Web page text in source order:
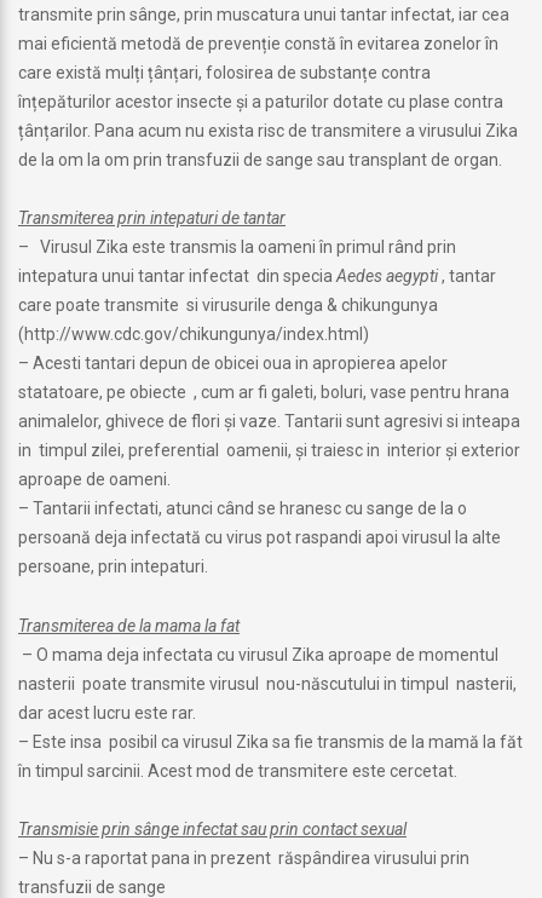
transmite prin sânge, prin muscatura unui tantar infectat, iar cea
mai eficientă metodă de prevenție constă în evitarea zonelor în
care există mulți țânțari, folosirea de substanțe contra
înțepăturilor acestor insecte și a paturilor dotate cu plase contra
țânțarilor. Pana acum nu exista risc de transmitere a virusului Zika
de la om la om prin transfuzii de sange sau transplant de organ.
Transmiterea prin intepaturi de tantar
– Virusul Zika este transmis la oameni în primul rând prin
intepatura unui tantar infectat din specia Aedes aegypti, tantar
care poate transmite si virusurile denga & chikungunya
(http://www.cdc.gov/chikungunya/index.html)
– Acesti tantari depun de obicei oua in apropierea apelor
statatoare, pe obiecte , cum ar fi galeti, boluri, vase pentru hrana
animalelor, ghivece de flori și vaze. Tantarii sunt agresivi si inteapa
in timpul zilei, preferential oamenii, și traiesc in interior și exterior
aproape de oameni.
– Tantarii infectati, atunci când se hranesc cu sange de la o
persoană deja infectată cu virus pot raspandi apoi virusul la alte
persoane, prin intepaturi.
Transmiterea de la mama la fat
– O mama deja infectata cu virusul Zika aproape de momentul
nasterii poate transmite virusul nou-născutului in timpul nasterii,
dar acest lucru este rar.
– Este insa posibil ca virusul Zika sa fie transmis de la mamă la făt
în timpul sarcinii. Acest mod de transmitere este cercetat.
Transmisie prin sânge infectat sau prin contact sexual
– Nu s-a raportat pana in prezent răspândirea virusului prin
transfuzii de sange